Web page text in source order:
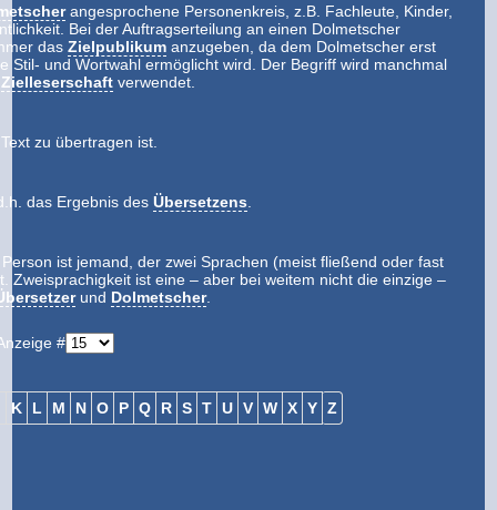
angesprochene Personenkreis, z.B. Fachleute, Kinder,
Bei der Auftragserteilung an einen Dolmetscher
das Zielpublikumanzugeben, da dem Dolmetscher erst
Stil- und Wortwahl ermöglicht wird. Der Begriff wird manchmal
Zielleserschaftverwendet.
zu übertragen ist.
das Ergebnis des Übersetzens
ist jemand, der zwei Sprachen (meist fließend oder fast
Zweisprachigkeit ist eine – aber bei weitem nicht die einzige –
und Dolmetscher.
#
K L M N O P Q R S T U V W X Y Z